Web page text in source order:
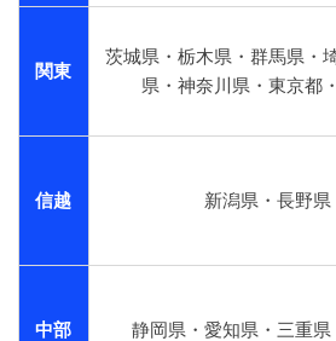
関東
茨城県・栃木県・群馬県・
県・神奈川県・東京都
信越 新潟県・長野県
中部 静岡県・愛知県・三重県